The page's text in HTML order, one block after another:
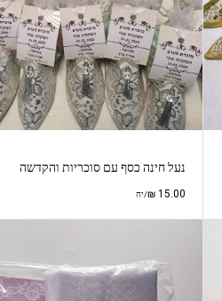
נעל חינה כסף עם סוכריות והקדשה
₪15.00 /יח